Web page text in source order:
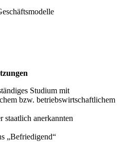
Studium mit
bzw. betriebswirtschaftlichem
staatlich anerkannten
„Befriedigend“